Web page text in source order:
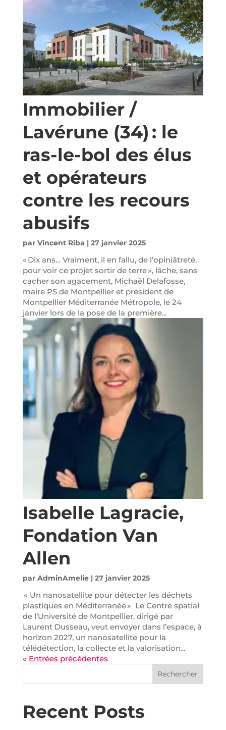
Immobilier /
Lavérune (34) : le
ras-le-bol des élus
et opérateurs
contre les recours
abusifs
par Vincent Riba | 27 janvier 2025
« Dix ans… Vraiment, il en fallu, de l’opiniâtreté,
pour voir ce projet sortir de terre », lâche, sans
cacher son agacement, Michaël Delafosse,
maire PS de Montpellier et président de
Montpellier Méditerranée Métropole, le 24
janvier lors de la pose de la première...
Isabelle Lagracie,
Fondation Van
Allen
par AdminAmelie| 27 janvier 2025
« Un nanosatellite pour détecter les déchets
plastiques en Méditerranée » Le Centre spatial
de l’Université de Montpellier, dirigé par
Laurent Dusseau, veut envoyer dans l’espace, à
horizon 2027, un nanosatellite pour la
télédétection, la collecte et la valorisation...
« Entrées précédentes
Rechercher
Recent Posts